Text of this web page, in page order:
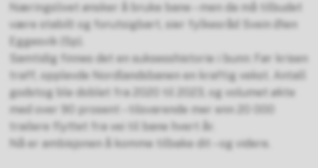
Næringslivet ønsker å bruke bane – men da må tilbudet
være stabilt og forutsigbart, sier fylkesråd Svein Øien
Eggesvik (Sp).
Samtidig finnes det en suksesshistorie i bunn: Før krisen
traff, opplevde Nordlandsbanen en kraftig vekst. Antall
godstog ble doblet fra 2020 til 2023, og volumet økte
med over 90 prosent – tilsvarende mer enn 20 000
trailere flyttet fra vei til bane hvert år.
Nå er ambisjonen å komme tilbake dit – og videre.